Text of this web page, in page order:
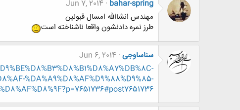
bahar-spring
Jun 7, 2014
مهندس انشاالله امسال قبولین
طرز نمره دادنشون واقعا ناشناخته است
سناساوجی Jun 6, 2014
%DA%A9%D8%AF%D9%88%D9%85-